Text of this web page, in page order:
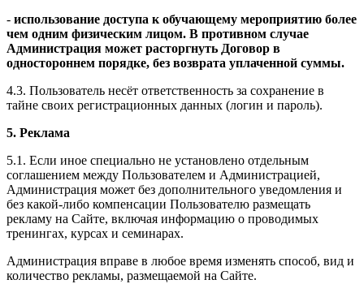
- использование доступа к обучающему мероприятию более
чем одним физическим лицом. В противном случае
Администрация может расторгнуть Договор в
одностороннем порядке, без возврата уплаченной суммы.
4.3. Пользователь несёт ответственность за сохранение в
тайне своих регистрационных данных (логин и пароль).
5. Реклама
5.1. Если иное специально не установлено отдельным
соглашением между Пользователем и Администрацией,
Администрация может без дополнительного уведомления и
без какой-либо компенсации Пользователю размещать
рекламу на Сайте, включая информацию о проводимых
тренингах, курсах и семинарах.
Администрация вправе в любое время изменять способ, вид и
количество рекламы, размещаемой на Сайте.